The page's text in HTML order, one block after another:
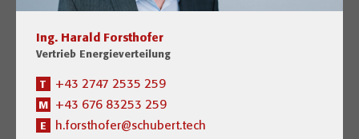
Ing. Harald Forsthofer
Vertrieb Energieverteilung
T +43 2747 2535 259
M +43 676 83253 259
E h.forsthofer@schubert.tech